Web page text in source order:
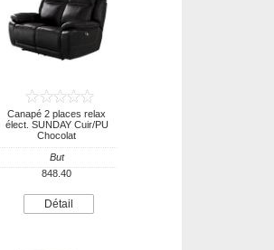
Canapé 2 places relax
élect. SUNDAY Cuir/PU
Chocolat
But
848.40
Détail